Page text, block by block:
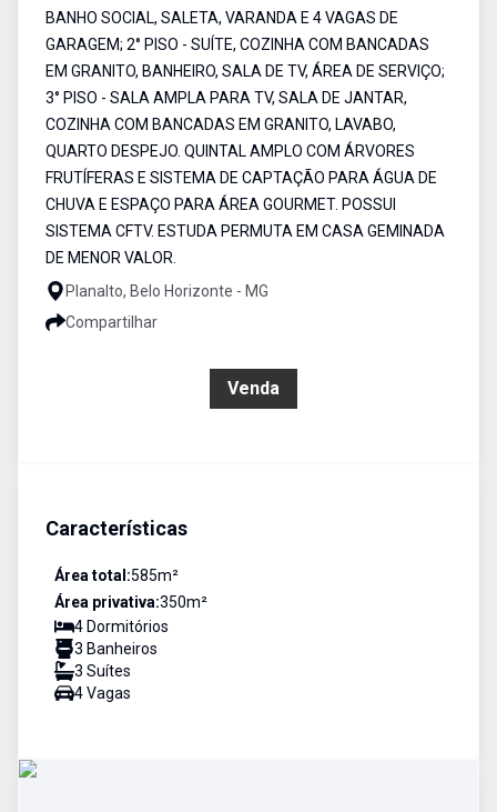
BANHO SOCIAL, SALETA, VARANDA E 4 VAGAS DE
GARAGEM; 2° PISO - SUÍTE, COZINHA COM BANCADAS
EM GRANITO, BANHEIRO, SALA DE TV, ÁREA DE SERVIÇO;
3° PISO - SALA AMPLA PARA TV, SALA DE JANTAR,
COZINHA COM BANCADAS EM GRANITO, LAVABO,
QUARTO DESPEJO. QUINTAL AMPLO COM ÁRVORES
FRUTÍFERAS E SISTEMA DE CAPTAÇÃO PARA ÁGUA DE
CHUVA E ESPAÇO PARA ÁREA GOURMET. POSSUI
SISTEMA CFTV. ESTUDA PERMUTA EM CASA GEMINADA
DE MENOR VALOR.
Planalto, Belo Horizonte - MG
Compartilhar
Venda
Características
Área total:585m²
Área privativa:350m²
4 Dormitórios
3 Banheiros
3 Suítes
4Vagas